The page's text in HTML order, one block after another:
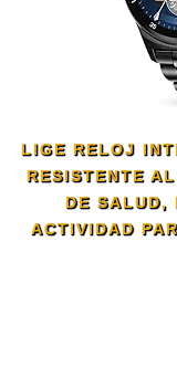
LIGE RELOJ
RESISTENTE
DE SALUD,
ACTIVIDAD